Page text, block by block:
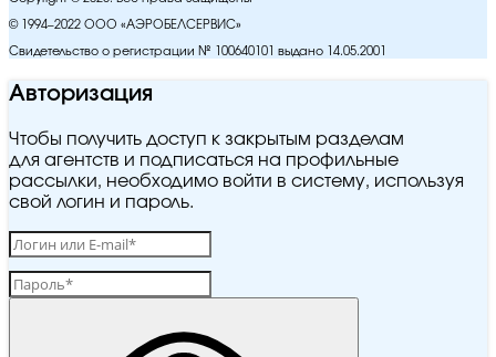
© 1994–2022 ООО «АЭРОБЕЛСЕРВИС»
Свидетельство о регистрации № 100640101 выдано 14.05.2001
Авторизация
Чтобы получить доступ к закрытым разделам
для агентств и подписаться на профильные
рассылки, необходимо войти в систему, используя
свой логин и пароль.